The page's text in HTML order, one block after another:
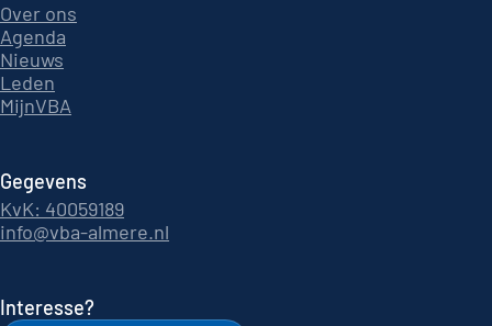
Over ons
Agenda
Nieuws
Leden
MijnVBA
Gegevens
KvK: 40059189
info@vba-almere.nl
Interesse?